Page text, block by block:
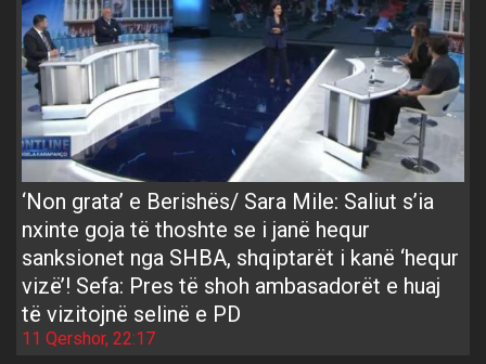
‘Non grata’ e Berishës/ Sara Mile: Saliut s’ia
nxinte goja të thoshte se i janë hequr
sanksionet nga SHBA, shqiptarët i kanë ‘hequr
vizë’! Sefa: Pres të shoh ambasadorët e huaj
të vizitojnë selinë e PD
11 Qershor, 22:17